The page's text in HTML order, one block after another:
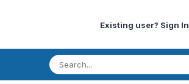
Existing user? Sign In